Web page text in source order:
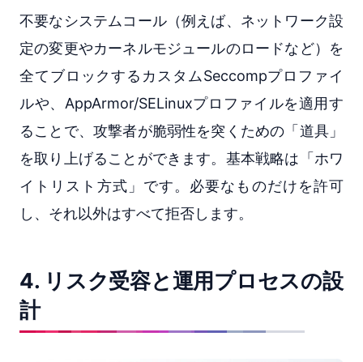
不要なシステムコール（例えば、ネットワーク設
定の変更やカーネルモジュールのロードなど）を
全てブロックするカスタムSeccompプロファイ
ルや、AppArmor/SELinuxプロファイルを適用す
ることで、攻撃者が脆弱性を突くための「道具」
を取り上げることができます。基本戦略は「ホワ
イトリスト方式」です。必要なものだけを許可
し、それ以外はすべて拒否します。
4. リスク受容と運用プロセスの設
計